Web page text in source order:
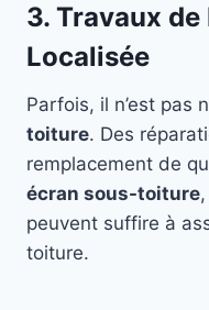
3. Travaux
Localisée
Parfois, il n’est pas
toiture. Des
remplacement de
écran sous-toiture
peuvent suffire à
toiture.